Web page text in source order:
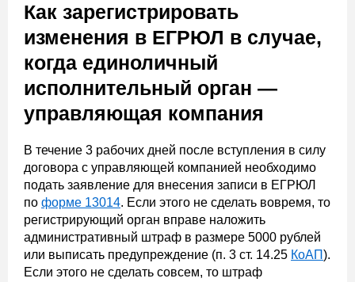
Как зарегистрировать
изменения в ЕГРЮЛ в случае,
когда единоличный
исполнительный орган —
управляющая компания
В течение 3 рабочих дней после вступления в силу
договора с управляющей компанией необходимо
подать заявление для внесения записи в ЕГРЮЛ
по форме 13014. Если этого не сделать вовремя, то
регистрирующий орган вправе наложить
административный штраф в размере 5000 рублей
или выписать предупреждение (п. 3 ст. 14.25 КоАП).
Если этого не сделать совсем, то штраф